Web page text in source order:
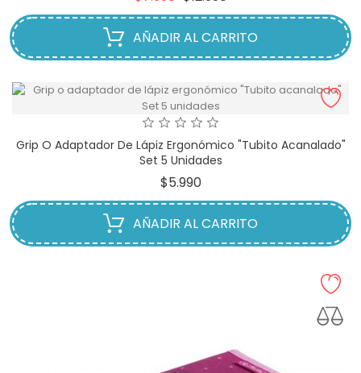
base
AÑADIR AL CARRITO
Grip O Adaptador De Lápiz Ergonómico "Tubito Acanalado"
Set 5 Unidades
$5.990Precio
AÑADIR AL CARRITO